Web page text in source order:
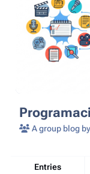
A group blog
Entries